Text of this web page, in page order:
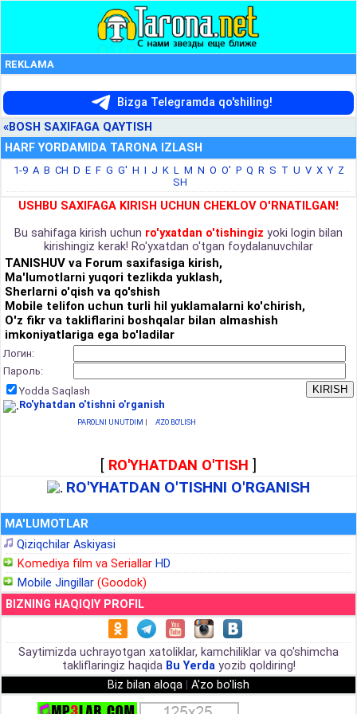
REKLAMA
Bizga Telegramda qo'shiling!
«BOSH SAXIFAGA QAYTISH
HARF YORDAMIDA TARONA IZLASH
1-9 A B CH D E F G G' H I J K L M N O O' P Q R S T U V X Y Z
SH
USHBU SAXIFAGA KIRISH UCHUN CHEKLOV O'RNATILGAN!
Bu sahifaga kirish uchun ro'yxatdan o'tishingiz yoki login bilan
kirishingiz kerak! Ro'yxatdan o'tgan foydalanuvchilar
TANISHUV va Forum saxifasiga kirish,
Ma'lumotlarni yuqori tezlikda yuklash,
Sherlarni o'qish va qo'shish
Mobile telifon uchun turli hil yuklamalarni ko'chirish,
O'z fikr va takliflarini boshqalar bilan almashish
imkoniyatlariga ega bo'ladilar
Логин:
Пароль:
Yodda Saqlash
Ro'yhatdan o'tishni o'rganish
PAROLNI UNUTDIM | A'ZO BO'LISH
[ RO'YHATDAN O'TISH ]
RO'YHATDAN O'TISHNI O'RGANISH
MA'LUMOTLAR
Qiziqchilar Askiyasi
Komediya film va Seriallar HD
Mobile Jingillar (Goodok)
BIZNING HAQIQIY PROFIL
Saytimizda uchrayotgan xatoliklar, kamchiliklar va qo'shimcha
takliflaringiz haqida Bu Yerdayozib qoldiring!
Biz bilan aloqa
A'zo bo'lish